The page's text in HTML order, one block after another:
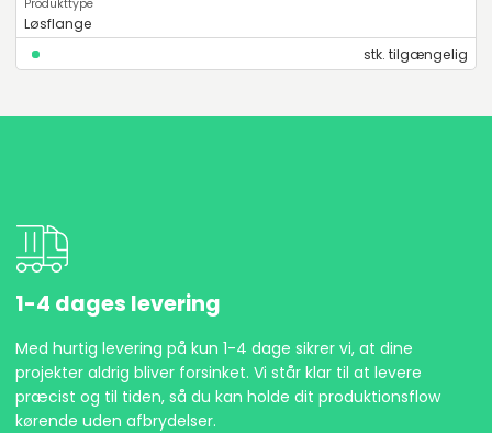
Løsflange
stk. tilgængelig
1-4 dages levering
Med hurtig levering på kun 1-4 dage sikrer vi, at dine
projekter aldrig bliver forsinket. Vi står klar til at levere
præcist og til tiden, så du kan holde dit produktionsflow
kørende uden afbrydelser.